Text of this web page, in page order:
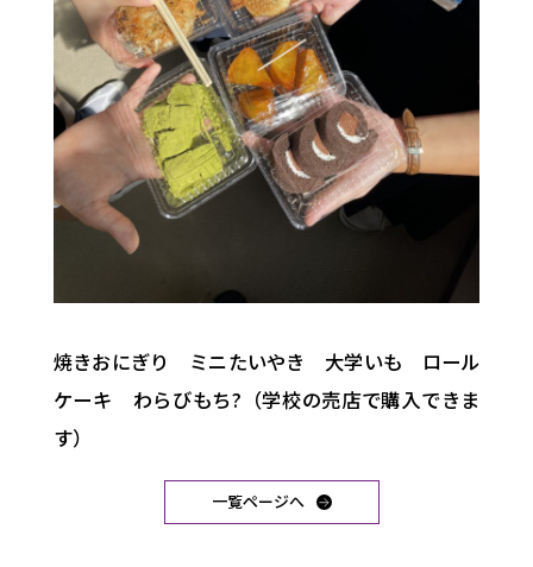
焼きおにぎり ミニたいやき 大学いも ロール
ケーキ わらびもち?（学校の売店で購入できま
す）
一覧ページへ